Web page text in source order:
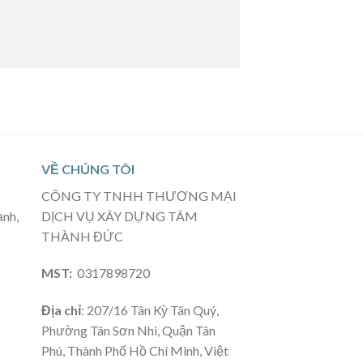
VỀ CHÚNG TÔI
CÔNG TY TNHH THƯƠNG MẠI
DỊCH VỤ XÂY DỰNG TÂM
THÀNH ĐỨC
MST: 0317898720
Địa chỉ: 207/16 Tân Kỳ Tân Quý,
Phường Tân Sơn Nhì, Quận Tân
Phú, Thành Phố Hồ Chí Minh, Việt